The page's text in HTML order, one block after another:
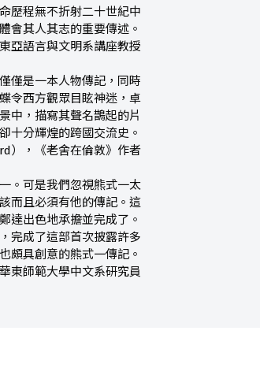
歷程無不折射二十世紀中
會其人其志的重要傳述。
亞語言與文明系講座教授
僅是一本人物傳記，同時
令西方觀眾目眩神迷，卓
中，描寫其聲名鵲起的片
十分輝煌的跨國交流史。
），《老舍在倫敦》作者
。可是我們忽視熊式一太
而且必須有他的傳記。這
達出色地承擔並完成了。
完成了這部首次披露許多
頗具創意的熊式一傳記。
東師範大學中文系研究員